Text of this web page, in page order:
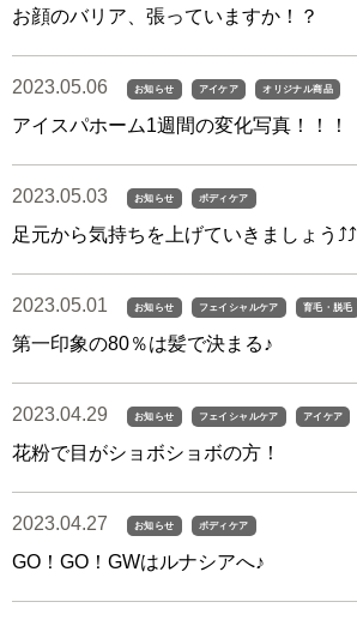
お顔のバリア、張っていますか！？
2023.05.06 お知らせ アイケア オリジナル商品
アイスパホーム1週間の変化写真！！！
2023.05.03 お知らせ ボディケア
足元から気持ちを上げていきましょう⤴︎⤴︎
2023.05.01 お知らせ フェイシャルケア 育毛・脱毛
第一印象の80％は髪で決まる♪
2023.04.29 お知らせ フェイシャルケア アイケア
花粉で目がショボショボの方！
2023.04.27 お知らせ ボディケア
GO！GO！GWはルナシアへ♪